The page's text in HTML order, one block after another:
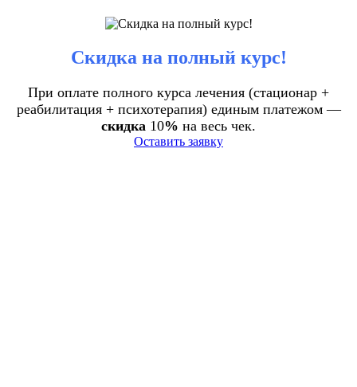
Скидка на полный курс!
При оплате полного курса лечения (стационар +
реабилитация + психотерапия) единым платежом —
скидка 10% на весь чек.
Оставить заявку